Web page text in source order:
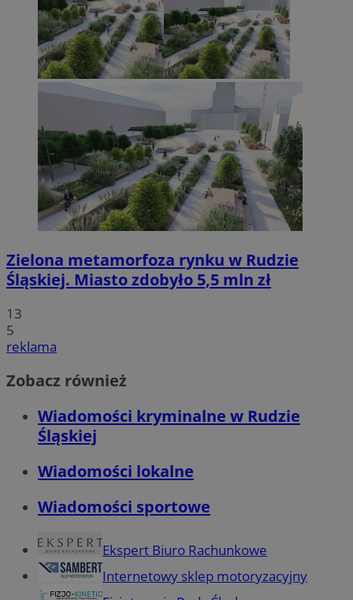
Zielona metamorfoza rynku w Rudzie
Śląskiej. Miasto zdobyło 5,5 mln zł
13
5
reklama
Zobacz również
Wiadomości kryminalne w Rudzie
Śląskiej
Wiadomości lokalne
Wiadomości sportowe
Ekspert Biuro Rachunkowe
Internetowy sklep motoryzacyjny